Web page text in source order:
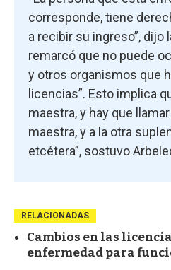
corresponde, tiene
a recibir su ingreso”, dijo
remarcó que no puede
y otros organismos que
licencias”. Esto implica
maestra, y hay que
maestra, y a la otra
etcétera”, sostuvo
RELACIONADAS
Cambios en las
enfermedad para